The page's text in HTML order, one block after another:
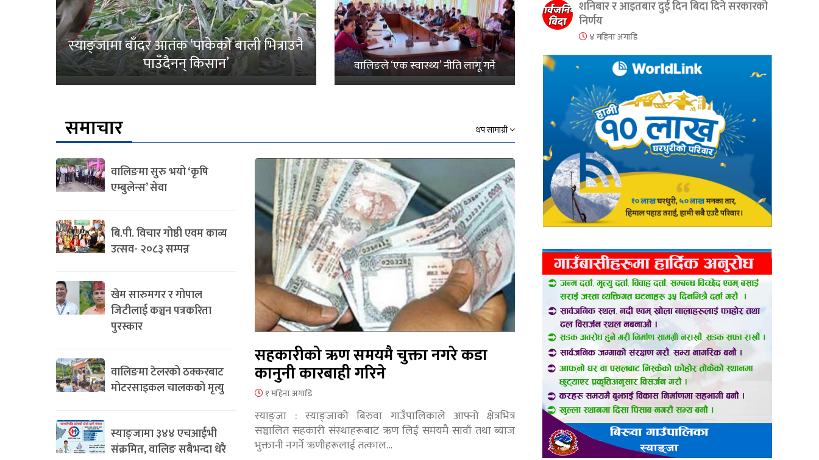
स्याङ्जामा बाँदर आतंक ‘पाकेको बाली भित्राउनै
पाउँदैनन् किसान’ वालिङले ‘एक स्वास्थ्य’ नीति लागू गर्ने
समाचार थप सामाग्री
वालिङमा सुरु भयो ‘कृषि
एम्बुलेन्स’ सेवा
बि.पी. विचार गोष्ठी एवम काव्य
उत्सव- २०८३ सम्पन्न
खेम सारुमगर र गोपाल
जिटीलाई कञ्चन पत्रकरिता
पुरस्कार
वालिङमा टेलरको ठक्करबाट
मोटरसाइकल चालकको मृत्यु
स्याङ्जामा ३४४ एचआईभी
संक्रमित, वालिङ सबैभन्दा धेरै
सहकारीको ऋण समयमै चुक्ता नगरे कडा
कानुनी कारबाही गरिने
१ महिना अगाडि
स्याङ्जा : स्याङ्जाको बिरुवा गाउँपालिकाले आफ्नो क्षेत्रभित्र
सञ्चालित सहकारी संस्थाहरूबाट ऋण लिई समयमै सावाँ तथा ब्याज
भुक्तानी नगर्ने ऋणीहरूलाई तत्काल…
शनिबार र आइतबार दुई दिन बिदा दिने सरकारको
निर्णय
४ महिना अगाडि